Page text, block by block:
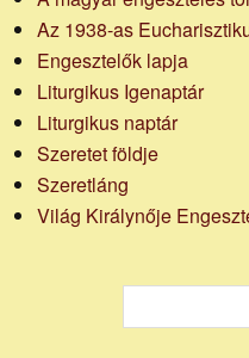
Az 1938-as
Engesztelők lapja
Liturgikus Igenaptár
Liturgikus naptár
Szeretet földje
Szeretláng
Világ Királynője